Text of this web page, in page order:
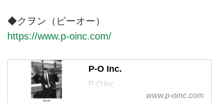
◆クヲン（ピーオー）
https://www.p-oinc.com/
P-O Inc.
P-O Inc.
www.p-oinc.com